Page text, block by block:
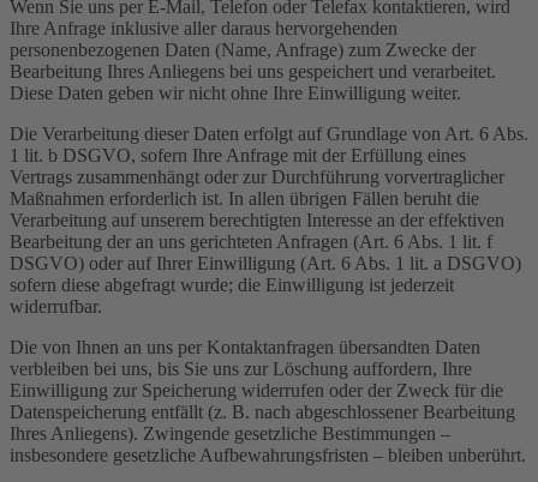
Wenn Sie uns per E-Mail, Telefon oder Telefax kontaktieren, wird
Ihre Anfrage inklusive aller daraus hervorgehenden
personenbezogenen Daten (Name, Anfrage) zum Zwecke der
Bearbeitung Ihres Anliegens bei uns gespeichert und verarbeitet.
Diese Daten geben wir nicht ohne Ihre Einwilligung weiter.
Die Verarbeitung dieser Daten erfolgt auf Grundlage von Art. 6 Abs.
1 lit. b DSGVO, sofern Ihre Anfrage mit der Erfüllung eines
Vertrags zusammenhängt oder zur Durchführung vorvertraglicher
Maßnahmen erforderlich ist. In allen übrigen Fällen beruht die
Verarbeitung auf unserem berechtigten Interesse an der effektiven
Bearbeitung der an uns gerichteten Anfragen (Art. 6 Abs. 1 lit. f
DSGVO) oder auf Ihrer Einwilligung (Art. 6 Abs. 1 lit. a DSGVO)
sofern diese abgefragt wurde; die Einwilligung ist jederzeit
widerrufbar.
Die von Ihnen an uns per Kontaktanfragen übersandten Daten
verbleiben bei uns, bis Sie uns zur Löschung auffordern, Ihre
Einwilligung zur Speicherung widerrufen oder der Zweck für die
Datenspeicherung entfällt (z. B. nach abgeschlossener Bearbeitung
Ihres Anliegens). Zwingende gesetzliche Bestimmungen –
insbesondere gesetzliche Aufbewahrungsfristen – bleiben unberührt.